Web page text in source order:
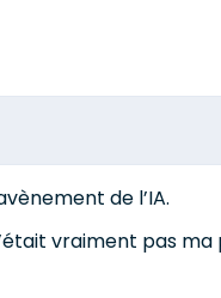
de l’IA.
vraiment pas ma